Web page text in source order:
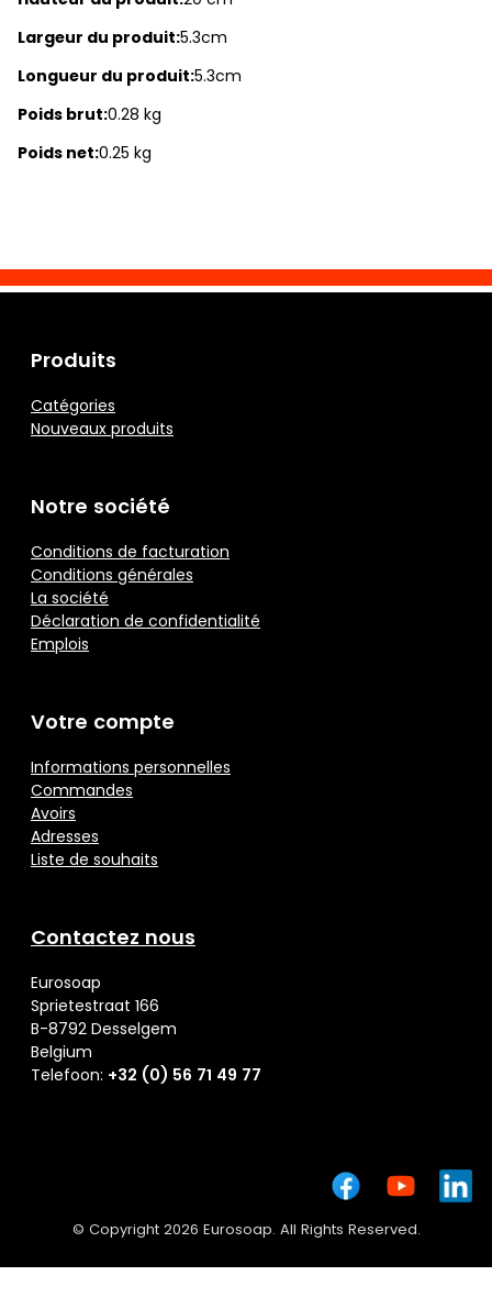
Largeur du produit:5.3cm
Longueur du produit:5.3cm
Poids brut:0.28 kg
Poids net:0.25 kg
Produits
Catégories
Nouveaux produits
Notre société
Conditions de facturation
Conditions générales
La société
Déclaration de confidentialité
Emplois
Votre compte
Informations personnelles
Commandes
Avoirs
Adresses
Liste de souhaits
Contactez nous
Eurosoap
Sprietestraat 166
B-8792 Desselgem
Belgium
Telefoon: +32 (0) 56 71 49 77
© Copyright 2026 Eurosoap. All Rights Reserved.